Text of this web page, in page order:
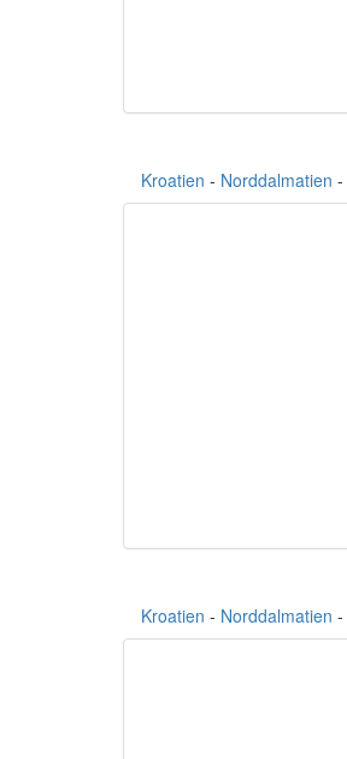
Kroatien - Norddalmatien -
Kroatien - Norddalmatien -